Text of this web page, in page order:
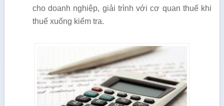
cho doanh nghiệp, giải trình với cơ quan thuế khi
thuế xuống kiểm tra.